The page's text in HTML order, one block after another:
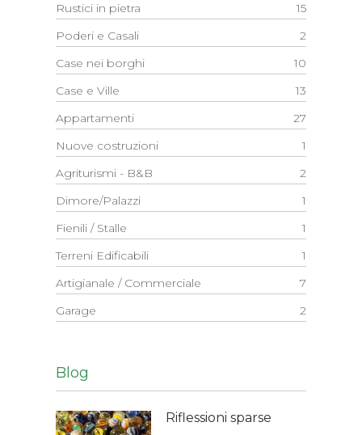
Rustici in pietra
15
Poderi e Casali
2
Case nei borghi
10
Case e Ville
13
Appartamenti
27
Nuove costruzioni
1
Agriturismi - B&B
2
Dimore/Palazzi
1
Fienili / Stalle
1
Terreni Edificabili
1
Artigianale / Commerciale
7
Garage
2
Blog
Riflessioni sparse